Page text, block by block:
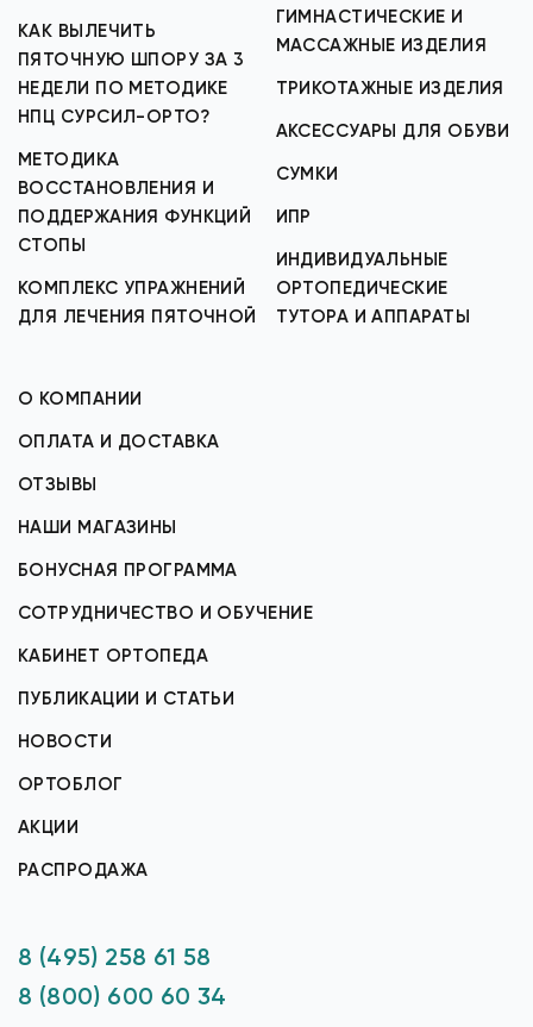
КАК ВЫЛЕЧИТЬ
ПЯТОЧНУЮ ШПОРУ ЗА 3
НЕДЕЛИ ПО МЕТОДИКЕ
НПЦ СУРСИЛ-ОРТО?
МЕТОДИКА
ВОССТАНОВЛЕНИЯ И
ПОДДЕРЖАНИЯ ФУНКЦИЙ
СТОПЫ
КОМПЛЕКС УПРАЖНЕНИЙ
ДЛЯ ЛЕЧЕНИЯ ПЯТОЧНОЙ
ГИМНАСТИЧЕСКИЕ И
МАССАЖНЫЕ ИЗДЕЛИЯ
ТРИКОТАЖНЫЕ ИЗДЕЛИЯ
АКСЕССУАРЫ ДЛЯ ОБУВИ
СУМКИ
ИПР
ИНДИВИДУАЛЬНЫЕ
ОРТОПЕДИЧЕСКИЕ
ТУТОРА И АППАРАТЫ
О КОМПАНИИ
ОПЛАТА И ДОСТАВКА
ОТЗЫВЫ
НАШИ МАГАЗИНЫ
БОНУСНАЯ ПРОГРАММА
СОТРУДНИЧЕСТВО И ОБУЧЕНИЕ
КАБИНЕТ ОРТОПЕДА
ПУБЛИКАЦИИ И СТАТЬИ
НОВОСТИ
ОРТОБЛОГ
АКЦИИ
РАСПРОДАЖА
8 (495) 258 61 58
8 (800) 600 60 34